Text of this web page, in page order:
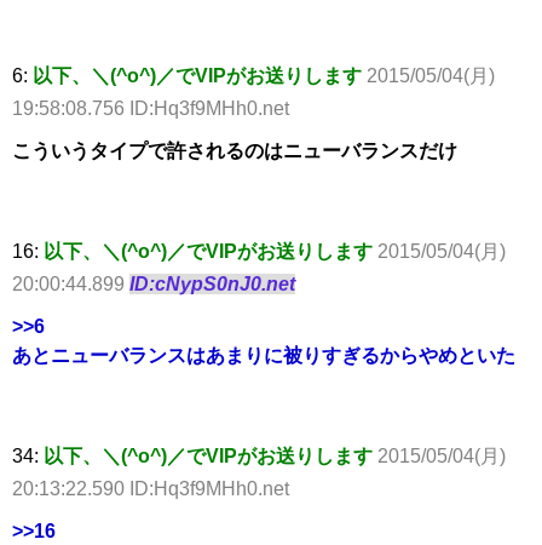
6: 以下、＼(^o^)／でVIPがお送りします 2015/05/04(月)
19:58:08.756 ID:Hq3f9MHh0.net
こういうタイプで許されるのはニューバランスだけ
16: 以下、＼(^o^)／でVIPがお送りします 2015/05/04(月)
20:00:44.899 ID:cNypS0nJ0.net
>>6
あとニューバランスはあまりに被りすぎるからやめといた
34: 以下、＼(^o^)／でVIPがお送りします 2015/05/04(月)
20:13:22.590 ID:Hq3f9MHh0.net
>>16